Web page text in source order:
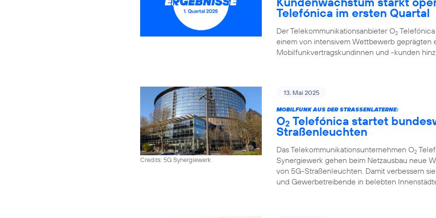
Telefónica im ersten Quartal
Der Telekommunikationsanbieter O2
einem von intensivem Wettbewerb geprägten
Mobilfunkvertragskundinnen und -kunden
Credits: 5G Synergiewerk
13. Mai 2025
MOBILFUNK AUS DER STRASSENLATERNE:
O2 Telefónica startet
Straßenleuchten
Das Telekommunikationsunternehmen O2
Synergiewerk gehen beim Netzausbau neue
von 5G-Straßenleuchten. Damit verbessern
und Gewerbetreibende in belebten